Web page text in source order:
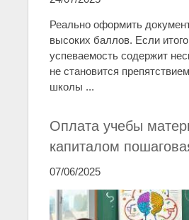
Реально оформить
высоких баллов. Если
успеваемость содержит
не становится
школы ...
Оплата учебы
капиталом
07/06/2025